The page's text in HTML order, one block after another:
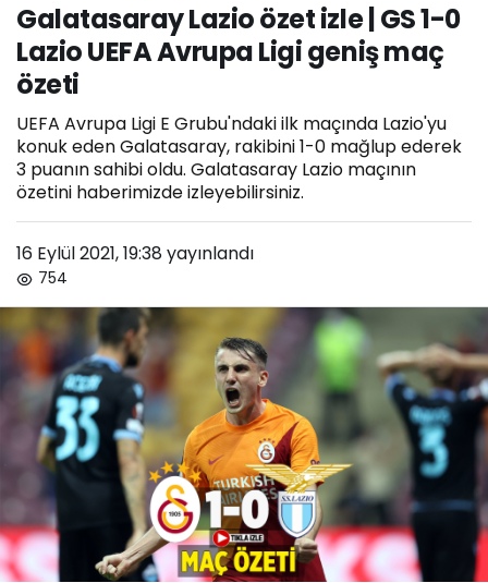
Avrupa Ligi geniş maç
özeti
Galatasaray Lazio özet izle | GS 1-0
Lazio UEFA Avrupa Ligi geniş maç
özeti
UEFA Avrupa Ligi E Grubu'ndaki ilk maçında Lazio'yu
konuk eden Galatasaray, rakibini 1-0 mağlup ederek
3 puanın sahibi oldu. Galatasaray Lazio maçının
özetini haberimizde izleyebilirsiniz.
16 Eylül 2021, 19:38 yayınlandı
754